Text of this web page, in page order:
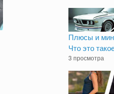
Плюсы и
Что это
3 просмотра